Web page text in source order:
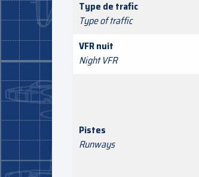
Type de trafic
Type of traffic
VFR nuit
Night VFR
Pistes
Runways